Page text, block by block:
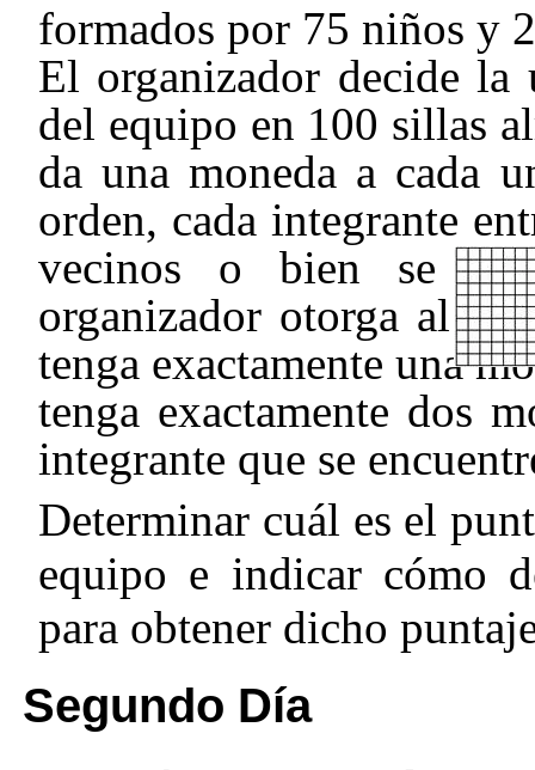
formados por 75 niños y
El organizador decide la
del equipo en 100 sillas
da una moneda a cada
orden, cada integrante
vecinos o bien se
organizador otorga al
tenga exactamente una
tenga exactamente dos
integrante que se
Determinar cuál es el
equipo e indicar cómo
para obtener dicho
Segundo Día